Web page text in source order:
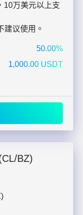
10万美元以上支
建议使用。
50.00%
1,000.00 USDT
BZ)